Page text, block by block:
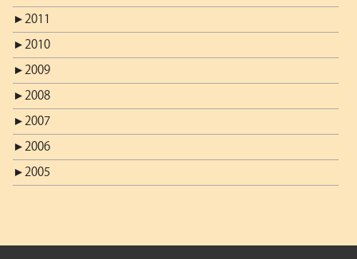
► 2011
► 2010
► 2009
► 2008
► 2007
► 2006
► 2005